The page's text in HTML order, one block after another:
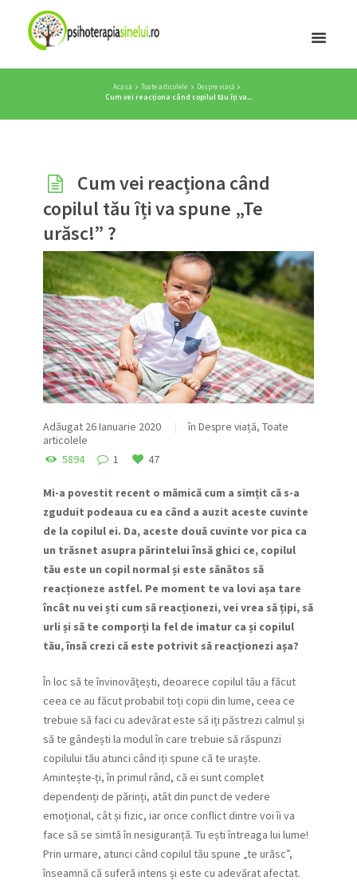
Acasă Toate articolele
Despre viață
Cum vei reacționa când copilul tău îți va...
Cum vei reacționa când
copilul tău îți va spune „Te
urăsc!” ?
Adăugat 26 Ianuarie 2020 în Despre viață, Toate
articolele
5894
1 47
Mi-a povestit recent o mămică cum a simțit că s-a
zguduit podeaua cu ea când a auzit aceste cuvinte
de la copilul ei. Da, aceste două cuvinte vor pica ca
un trăsnet asupra părintelui însă ghici ce, copilul
tău este un copil normal și este sănătos să
reacționeze astfel. Pe moment te va lovi așa tare
încât nu vei ști cum să reacționezi, vei vrea să țipi, să
urli și să te comporți la fel de imatur ca și copilul
tău, însă crezi că este potrivit să reacționezi așa?
În loc să te învinovățești, deoarece copilul tău a făcut
ceea ce au făcut probabil toți copii din lume, ceea ce
trebuie să faci cu adevărat este să iți păstrezi calmul și
să te gândești la modul în care trebuie să răspunzi
copilului tău atunci când iți spune că te uraște.
Amintește-ți, în primul rând, că ei sunt complet
dependenți de părinți, atât din punct de vedere
emoțional, cât și fizic, iar orice conflict dintre voi îi va
face să se simtă în nesiguranță. Tu ești întreaga lui lume!
Prin urmare, atunci când copilul tău spune „te urăsc”,
înseamnă că suferă intens și este cu adevărat afectat.